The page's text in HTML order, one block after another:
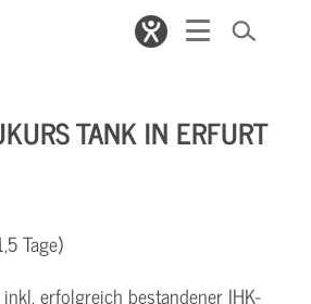
TANK IN ERFURT
Tage)
erfolgreich bestandener IHK-